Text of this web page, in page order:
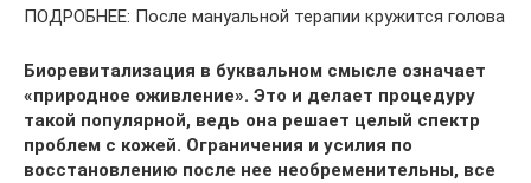
ПОДРОБНЕЕ: После мануальной терапии кружится голова
Биоревитализация в буквальном смысле означает
«природное оживление». Это и делает процедуру
такой популярной, ведь она решает целый спектр
проблем с кожей. Ограничения и усилия по
восстановлению после нее необременительны, все